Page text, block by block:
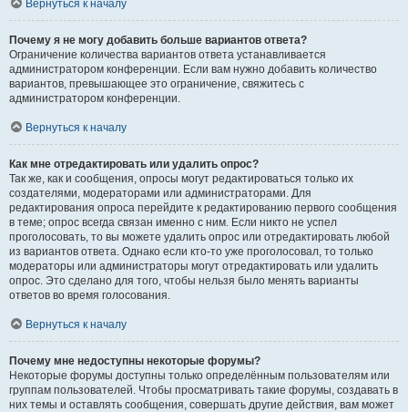
Вернуться к началу
Почему я не могу добавить больше вариантов ответа?
Ограничение количества вариантов ответа устанавливается
администратором конференции. Если вам нужно добавить количество
вариантов, превышающее это ограничение, свяжитесь с
администратором конференции.
Вернуться к началу
Как мне отредактировать или удалить опрос?
Так же, как и сообщения, опросы могут редактироваться только их
создателями, модераторами или администраторами. Для
редактирования опроса перейдите к редактированию первого сообщения
в теме; опрос всегда связан именно с ним. Если никто не успел
проголосовать, то вы можете удалить опрос или отредактировать любой
из вариантов ответа. Однако если кто-то уже проголосовал, то только
модераторы или администраторы могут отредактировать или удалить
опрос. Это сделано для того, чтобы нельзя было менять варианты
ответов во время голосования.
Вернуться к началу
Почему мне недоступны некоторые форумы?
Некоторые форумы доступны только определённым пользователям или
группам пользователей. Чтобы просматривать такие форумы, создавать в
них темы и оставлять сообщения, совершать другие действия, вам может